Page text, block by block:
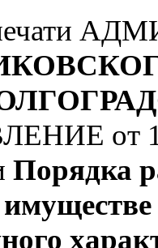
печати
от
Порядка